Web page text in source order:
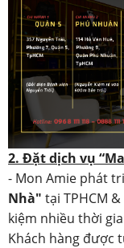
2. Đặt dịch vụ
- Mon Amie phát
Nhà" tại TPHCM
kiệm nhiều thời
Khách hàng được